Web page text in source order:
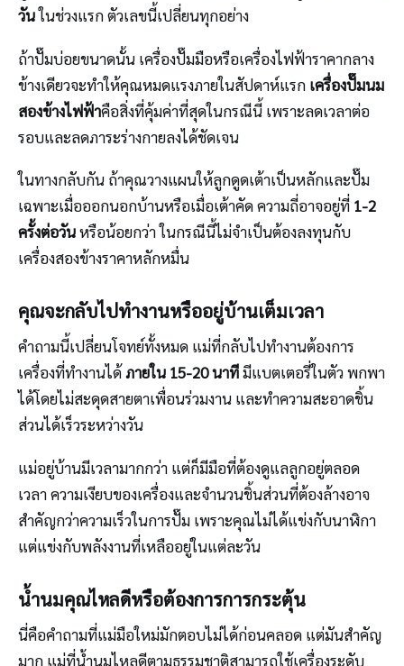
วันในช่วงแรก ตัวเลขนี้เปลี่ยนทุกอย่าง
ถ้าปั๊มบ่อยขนาดนั้น เครื่องปั๊มมือหรือเครื่องไฟฟ้าราคากลาง
ข้างเดียวจะทำให้คุณหมดแรงภายในสัปดาห์แรก เครื่องปั๊มนม
สองข้างไฟฟ้าคือสิ่งที่คุ้มค่าที่สุดในกรณีนี้ เพราะลดเวลาต่อ
รอบและลดภาระร่างกายลงได้ชัดเจน
ในทางกลับกัน ถ้าคุณวางแผนให้ลูกดูดเต้าเป็นหลักและปั๊ม
เฉพาะเมื่อออกนอกบ้านหรือเมื่อเต้าคัด ความถี่อาจอยู่ที่ 1-2
ครั้งต่อวันหรือน้อยกว่า ในกรณีนี้ไม่จำเป็นต้องลงทุนกับ
เครื่องสองข้างราคาหลักหมื่น
คุณจะกลับไปทำงานหรืออยู่บ้านเต็มเวลา
คำถามนี้เปลี่ยนโจทย์ทั้งหมด แม่ที่กลับไปทำงานต้องการ
เครื่องที่ทำงานได้ภายใน 15-20 นาทีมีแบตเตอรี่ในตัว พกพา
ได้โดยไม่สะดุดสายตาเพื่อนร่วมงาน และทำความสะอาดชิ้น
ส่วนได้เร็วระหว่างวัน
แม่อยู่บ้านมีเวลามากกว่า แต่ก็มีมือที่ต้องดูแลลูกอยู่ตลอด
เวลา ความเงียบของเครื่องและจำนวนชิ้นส่วนที่ต้องล้างอาจ
สำคัญกว่าความเร็วในการปั๊ม เพราะคุณไม่ได้แข่งกับนาฬิกา
แต่แข่งกับพลังงานที่เหลืออยู่ในแต่ละวัน
น้ำนมคุณไหลดีหรือต้องการการกระตุ้น
นี่คือคำถามที่แม่มือใหม่มักตอบไม่ได้ก่อนคลอด แต่มันสำคัญ
มาก แม่ที่น้ำนมไหลดีตามธรรมชาติสามารถใช้เครื่องระดับ